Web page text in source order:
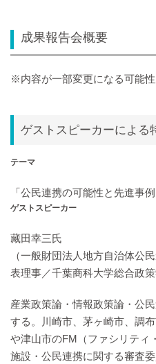
成果報告会概要
※内容が一部変更になる可能性
ゲストスピーカーによる
テーマ
「公民連携の可能性と先進事例
ゲストスピーカー
藏田幸三氏
（一般財団法人地方自治体公
表理事／千葉商科大学総合政策
産業政策論・情報政策論・公
する。川崎市、茅ヶ崎市、調
や津山市のFM（ファシリティ
施設・公民連携に関する審査